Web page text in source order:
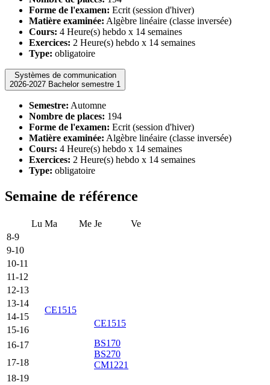
Forme de l'examen: Ecrit (session d'hiver)
Matière examinée: Algèbre linéaire (classe inversée)
Cours: 4 Heure(s) hebdo x 14 semaines
Exercices: 2 Heure(s) hebdo x 14 semaines
Type: obligatoire
Systèmes de communication
2026-2027 Bachelor semestre 1
Semestre: Automne
Nombre de places: 194
Forme de l'examen: Ecrit (session d'hiver)
Matière examinée: Algèbre linéaire (classe inversée)
Cours: 4 Heure(s) hebdo x 14 semaines
Exercices: 2 Heure(s) hebdo x 14 semaines
Type: obligatoire
Semaine de référence
Lu Ma Me Je
Ve
8-9
9-10
10-11
11-12
12-13
13-14
CE1515
14-15
CE1515
15-16
16-17
BS170
BS270
CM1221
17-18
18-19